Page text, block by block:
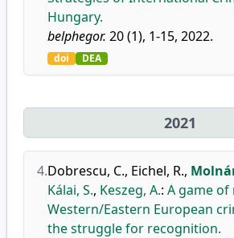
Hungary.
belphegor. 20 (1), 1-15, 2022.
doi DEA
2021
4.Dobrescu, C., Eichel, R.,
Kálai, S., Keszeg, A.: A game
Western/Eastern European
the struggle for recognition.